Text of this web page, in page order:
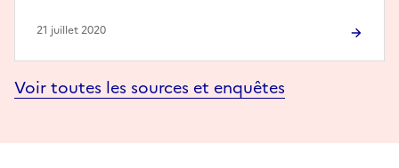
21 juillet 2020
Voir toutes les sources et enquêtes